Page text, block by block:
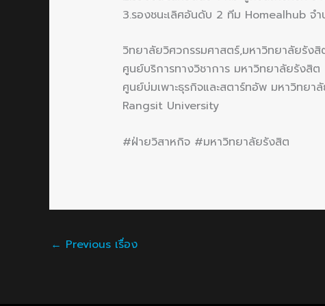
3.รองชนะเลิศอันดับ 2 ทีม Homealhub จ
วิทยาลัยวิศวกรรมศาสตร์,มหาวิทยาลัยรังสิ
ศูนย์บริการทางวิชาการ มหาวิทยาลัยรังสิต
ศูนย์บ่มเพาะธุรกิจและสตาร์ทอัพ มหาวิทยา
Rangsit University
#ฝ่ายวิสาหกิจ #มหาวิทยาลัยรังสิต
← Previous เรื่อง